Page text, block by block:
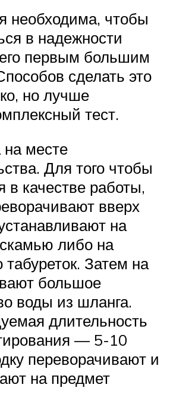
необходима, чтобы
в надежности
первым большим
сделать это
но лучше
тест.
на месте
Для того чтобы
в качестве работы,
вверх
на
либо на
табуреток. Затем на
большое
воды из шланга.
длительность
— 5-10
переворачивают и
на предмет